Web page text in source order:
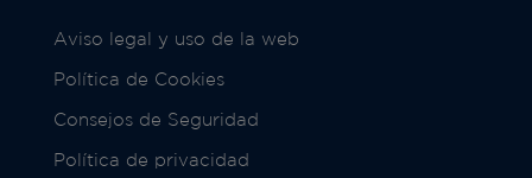
Aviso legal y uso de la web
Política de Cookies
Consejos de Seguridad
Política de privacidad